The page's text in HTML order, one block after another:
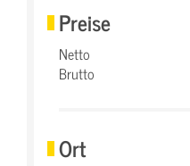
Preise
Netto
Brutto
Ort